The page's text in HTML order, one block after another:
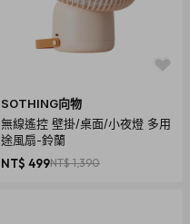
SOTHING向物
無線遙控 壁掛/桌面/小夜燈 多用
途風扇-鈴蘭
NT$ 499NT$ 1,390